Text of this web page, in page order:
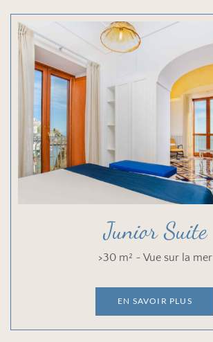
Junior Suite
>30 m² ~ Vue sur la mer
EN SAVOIR PLUS